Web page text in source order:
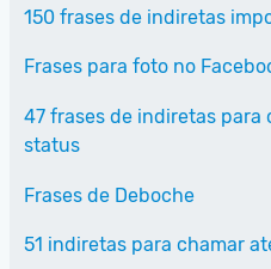
150 frases de indiretas
Frases para foto no
47 frases de indiretas para
status
Frases de Deboche
51 indiretas para chamar